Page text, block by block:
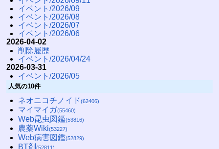
イベント/2026/09
イベント/2026/08
イベント/2026/07
イベント/2026/06
2026-04-02
削除履歴
イベント/2026/04/24
2026-03-31
イベント/2026/05
人気の10件
ネオニコチノイド(62406)
マイマイガ(55460)
Web昆虫図鑑(53816)
農薬Wiki(53227)
Web病害図鑑(52829)
BT剤 (52811)